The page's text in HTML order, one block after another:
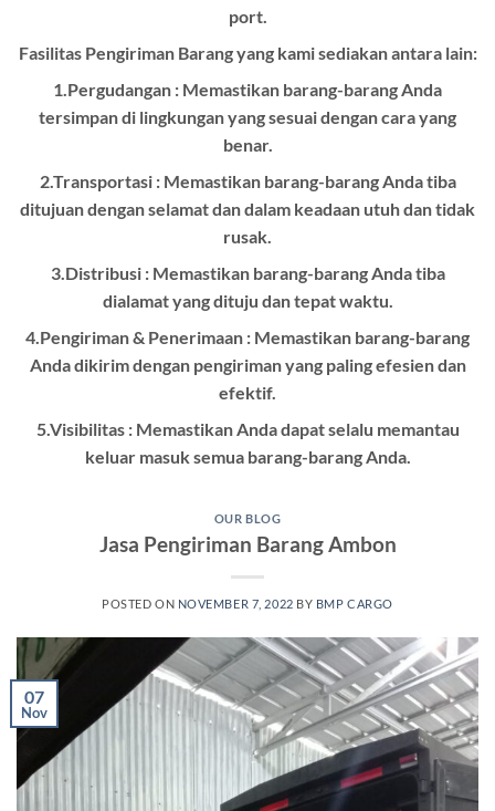
port.
Fasilitas Pengiriman Barang yang kami sediakan antara lain:
1.Pergudangan : Memastikan barang-barang Anda
tersimpan di lingkungan yang sesuai dengan cara yang
benar.
2.Transportasi : Memastikan barang-barang Anda tiba
ditujuan dengan selamat dan dalam keadaan utuh dan tidak
rusak.
3.Distribusi : Memastikan barang-barang Anda tiba
dialamat yang dituju dan tepat waktu.
4.Pengiriman & Penerimaan : Memastikan barang-barang
Anda dikirim dengan pengiriman yang paling efesien dan
efektif.
5.Visibilitas : Memastikan Anda dapat selalu memantau
keluar masuk semua barang-barang Anda.
OUR BLOG
Jasa Pengiriman Barang Ambon
POSTED ON NOVEMBER 7, 2022 BY BMP CARGO
07
Nov